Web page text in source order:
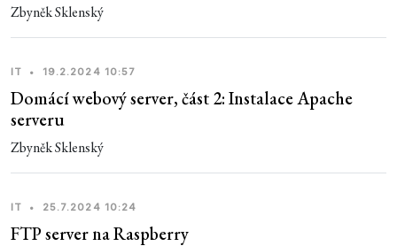
Zbyněk Sklenský
IT • 19.2.2024 10:57
Domácí webový server, část 2: Instalace Apache
serveru
Zbyněk Sklenský
IT • 25.7.2024 10:24
FTP server na Raspberry